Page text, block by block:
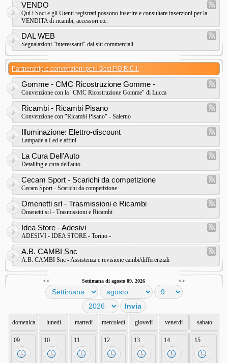
VENDO
Qui i Soci e gli Utenti registrati possono inserire e consultare inserzioni per la
VENDITA di ricambi, accessori etc.
DAL WEB
Segnalazioni "interessanti" dai siti commerciali
Partnership e convenzioni per i Soci P.O.R.C.I.
Gomme - CMC Ricostruzione Gomme -
Convenzione con la "CMC Ricostruzione Gomme" di Lucca
Ricambi - Ricambi Pisano
Convenzione con "Ricambi Pisano" - Salerno
Illuminazione: Elettro-discount
Lampade a Led e affini
La Cura Dell'Auto
Detailing e cura dell'auto
Cecam Sport - Scarichi da competizione
Cecam Sport - Scarichi da competizione
Omenetti srl - Trasmissioni e Ricambi
Omenetti srl - Trasmissioni e Ricambi
Idea Store - Adesivi
ADESIVI - IDEA STORE - Torino -
A.B. CAMBI Snc
A.B. CAMBI Snc - Assistenza e revisione cambi/differenziali
<< Settimana di agosto 09, 2026 >>
domenica lunedì martedì mercoledì giovedì venerdì sabato
09 10 11 12 13 14 15